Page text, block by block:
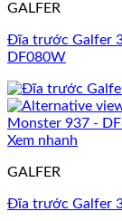
GALFER
Đĩa trước Galfer
DF080W
Xem nhanh
GALFER
Đĩa trước Galfer